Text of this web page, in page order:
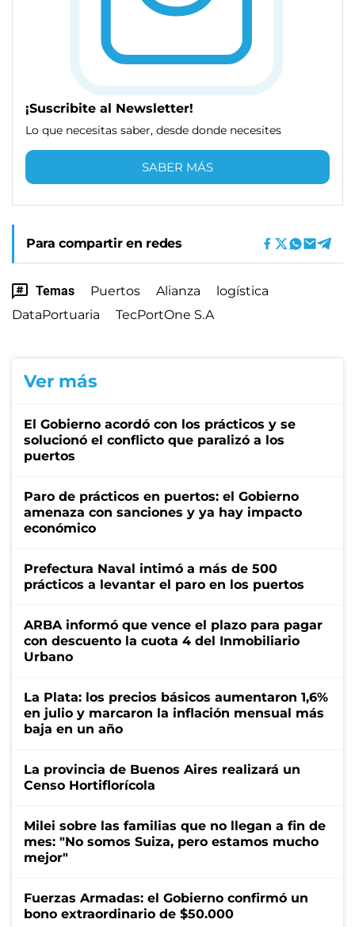
¡Suscribite al Newsletter!
Lo que necesitas saber, desde donde necesites
SABER MÁS
Para compartir en redes
Temas Puertos Alianza
logística
DataPortuaria
TecPortOne S.A
Ver más
El Gobierno acordó con los prácticos y se
solucionó el conflicto que paralizó a los
puertos
Paro de prácticos en puertos: el Gobierno
amenaza con sanciones y ya hay impacto
económico
Prefectura Naval intimó a más de 500
prácticos a levantar el paro en los puertos
ARBA informó que vence el plazo para pagar
con descuento la cuota 4 del Inmobiliario
Urbano
La Plata: los precios básicos aumentaron 1,6%
en julio y marcaron la inflación mensual más
baja en un año
La provincia de Buenos Aires realizará un
Censo Hortiflorícola
Milei sobre las familias que no llegan a fin de
mes: "No somos Suiza, pero estamos mucho
mejor"
Fuerzas Armadas: el Gobierno confirmó un
bono extraordinario de $50.000